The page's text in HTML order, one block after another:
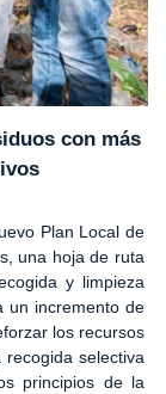
con más
Plan Local de
una hoja de ruta
y limpieza
un incremento de
los recursos
selectiva
principios de la